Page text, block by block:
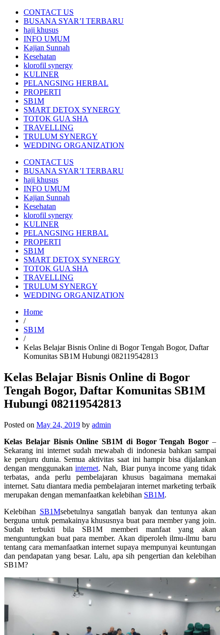
CONTACT US
BUSANA SYAR’I TERBARU
haji khusus
INFO UMUM
Kajian Sunnah
Kesehatan
klorofil synergy
KULINER
PELANGSING HERBAL
PROPERTI
SB1M
SMART DETOX SYNERGY
TOTOK GUA SHA
TRAVELLING
TRULUM SYNERGY
WEDDING ORGANIZATION
CONTACT US
BUSANA SYAR’I TERBARU
haji khusus
INFO UMUM
Kajian Sunnah
Kesehatan
klorofil synergy
KULINER
PELANGSING HERBAL
PROPERTI
SB1M
SMART DETOX SYNERGY
TOTOK GUA SHA
TRAVELLING
TRULUM SYNERGY
WEDDING ORGANIZATION
Home
/
SB1M
/
Kelas Belajar Bisnis Online di Bogor Tengah Bogor, Daftar
Komunitas SB1M Hubungi 082119542813
Kelas Belajar Bisnis Online di Bogor
Tengah Bogor, Daftar Komunitas SB1M
Hubungi 082119542813
Posted on May 24, 2019 by admin
Kelas Belajar Bisnis Online SB1M di Bogor Tengah Bogor –
Sekarang ini internet sudah mewabah di indonesia bahkan sampai
ke penjuru dunia. Semua aktivitas saat ini hampir bisa dijalankan
dengan menggunakaninternet. Nah, Biar punya income yang tidak
terbatas, anda perlu pembelajaran khusus bagaimana memakai
internet. Satu diantara media pembelajaran internet marketing terbaik
merupakan dengan memanfaatkan kelebihan SB1M.
Kelebihan SB1Msebetulnya sangatlah banyak dan tentunya akan
berguna untuk pemakainya khususnya buat para member yang join.
Sudah terbukti bila SB1M memberi manfaat yang akan
menguntungkan buat para member. Akan diperoleh ilmu-ilmu baru
tentang cara memanfaatkan internet supaya mempunyai keuntungan
dan pendapatan yang besar. Lalu, apa sih pengertian dan kelebihan
SB1M?